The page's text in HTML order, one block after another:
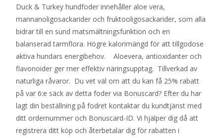
Duck & Turkey hundfoder innehåller aloe vera,
mannanoligosackarider och fruktooligosackarider, som alla
bidrar till en sund matsmältningsfunktion och en
balanserad tarmflora. Högre kalorimängd för att tillgodose
aktiva hundars energibehov. Aloevera, antioxidanter och
flavonoider ger mer effektiv näringsupptag. Tillverkad av
naturliga råvaror. Du vet väl om att du kan få 25% rabatt
på var 6:e säck av detta foder via Bonuscard? Efter du har
lagt din beställning på fodret kontaktar du kundtjänst med
ditt ordernummer och Bonuscard-ID. Vi hjälper dig då att
registrera ditt köp och återbetalar dig för rabatten i